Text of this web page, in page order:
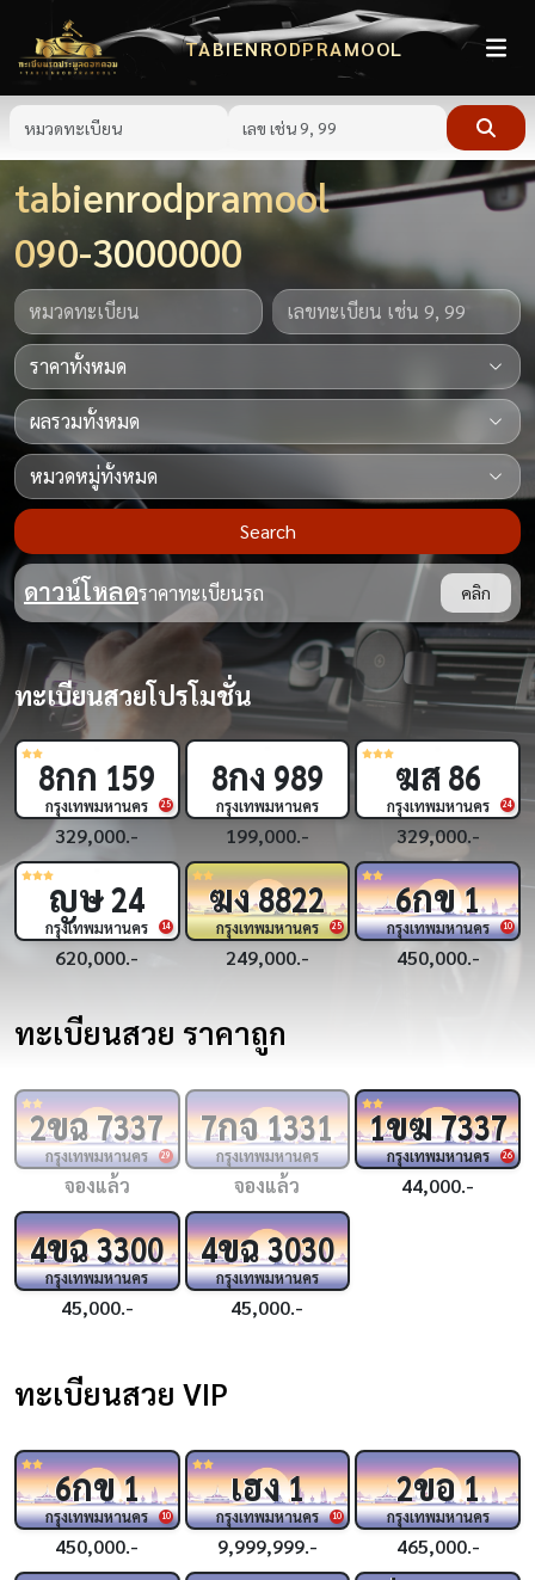
TABIENRODPRAMOOL
tabienrodpramool
090-3000000
Search
ดาวน์โหลดราคาทะเบียนรถ คลิก
ทะเบียนสวยโปรโมชั่น
24
ฆส 86
กรุงเทพมหานคร
329,000.-
10
6กข1
กรุงเทพมหานคร
450,000.-
3กพ33
กรุงเทพมหานคร
450,000.-
กฌ444
กรุงเทพมหานคร
269,000.-
5กฎ5555
กรุงเทพมหานคร
1,690,000.-
2ขย555
กรุงเทพมหานคร
319,000.-
ทะเบียนสวย ราคาถูก
29
2ขฉ7337
กรุงเทพมหานคร
จองแล้ว
7กจ1331
กรุงเทพมหานคร
จองแล้ว
26
1ขฆ7337
กรุงเทพมหานคร
44,000.-
4ขฉ3300
กรุงเทพมหานคร
45,000.-
4ขฉ3030
กรุงเทพมหานคร
45,000.-
ทะเบียนสวย VIP
10
6กข1
กรุงเทพมหานคร
450,000.-
10
เฮง1
กรุงเทพมหานคร
9,999,999.-
2ขอ1
กรุงเทพมหานคร
465,000.-